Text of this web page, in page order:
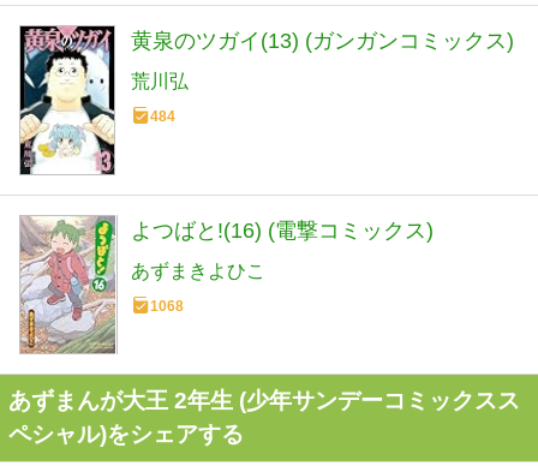
黄泉のツガイ(13) (ガンガンコミックス)
荒川弘
484
よつばと!(16) (電撃コミックス)
あずまきよひこ
1068
あずまんが大王 2年生 (少年サンデーコミックスス
ペシャル)をシェアする